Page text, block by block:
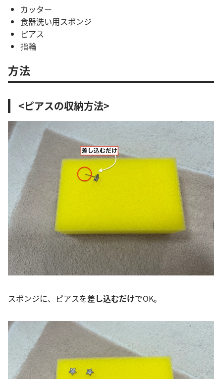
カッター
食器洗い用スポンジ
ピアス
指輪
方法
<ピアスの収納方法>
スポンジに、ピアスを差し込むだけでOK。